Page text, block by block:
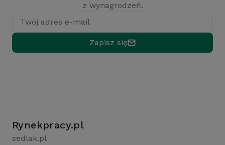
z wynagrodzeń.
Twój adres e-mail
Zapisz się
Rynekpracy.pl
sedlak.pl